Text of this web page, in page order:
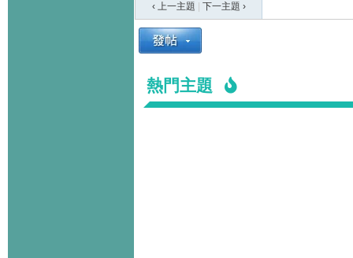
‹ 上一主題 下一主題 ›
熱門主題